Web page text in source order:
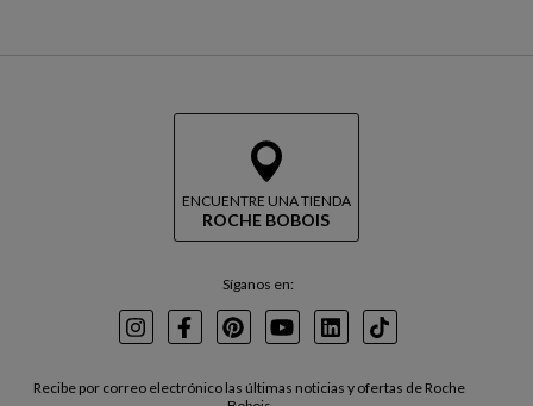
ENCUENTRE UNA TIENDA
ROCHE BOBOIS
Síganos en:
InstagramFacebookPinterest
YoutubeLinkedInTikTok
Recibe por correo electrónico las últimas noticias y ofertas de Roche